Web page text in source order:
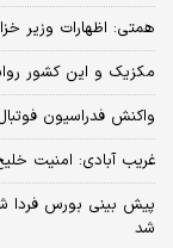
همتی: اظهارات وزیر
مکزیک و این کشور
واکنش فدراسیون
غریب آبادی: امنیت
شد